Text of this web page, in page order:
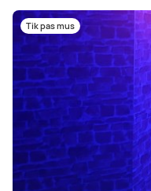
Tik pas mus